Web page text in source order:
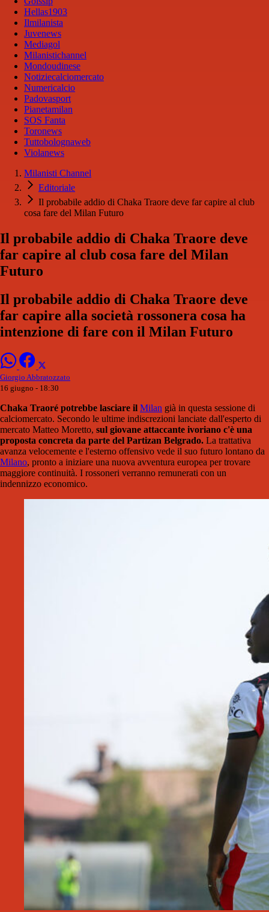
Hellas1903
Ilmilanista
Juvenews
Mediagol
Milanistichannel
Mondoudinese
Notiziecalciomercato
Numericalcio
Padovasport
Pianetamilan
SOS Fanta
Toronews
Tuttobolognaweb
Violanews
Milanisti Channel
Editoriale
Il probabile addio di Chaka Traore deve far capire al club
cosa fare del Milan Futuro
Il probabile addio di Chaka Traore deve
far capire al club cosa fare del Milan
Futuro
Il probabile addio di Chaka Traore deve
far capire alla società rossonera cosa ha
intenzione di fare con il Milan Futuro
Giorgio Abbratozzato
16 giugno - 18:30
Chaka Traoré potrebbe lasciare il Milan già in questa sessione di
calciomercato. Secondo le ultime indiscrezioni lanciate dall'esperto di
mercato Matteo Moretto, sul giovane attaccante ivoriano c'è una
proposta concreta da parte del Partizan Belgrado. La trattativa
avanza velocemente e l'esterno offensivo vede il suo futuro lontano da
Milano, pronto a iniziare una nuova avventura europea per trovare
maggiore continuità. I rossoneri verranno remunerati con un
indennizzo economico.